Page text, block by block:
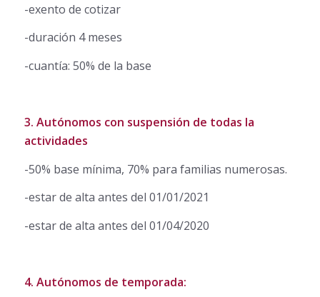
-exento de cotizar
-duración 4 meses
-cuantía: 50% de la base
3. Autónomos con suspensión de todas la
actividades
-50% base mínima, 70% para familias numerosas.
-estar de alta antes del 01/01/2021
-estar de alta antes del 01/04/2020
4. Autónomos de temporada: